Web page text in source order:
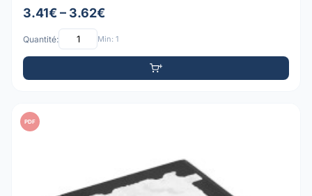
3.41€ – 3.62€
Quantité: Min: 1
PDF